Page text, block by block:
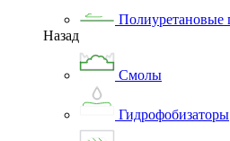
Полиуретановые
Назад
Смолы
Гидрофобизаторы